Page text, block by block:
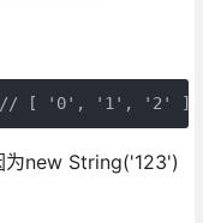
// [ '0', '1', '2' ]
为new String('123')